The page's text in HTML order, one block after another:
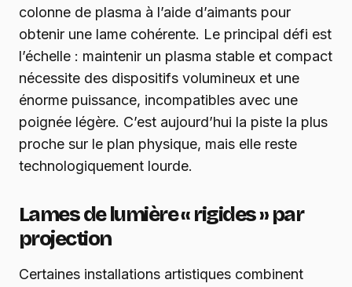
colonne de plasma à l’aide d’aimants pour
obtenir une lame cohérente. Le principal défi est
l’échelle : maintenir un plasma stable et compact
nécessite des dispositifs volumineux et une
énorme puissance, incompatibles avec une
poignée légère. C’est aujourd’hui la piste la plus
proche sur le plan physique, mais elle reste
technologiquement lourde.
Lames de lumière « rigides » par
projection
Certaines installations artistiques combinent